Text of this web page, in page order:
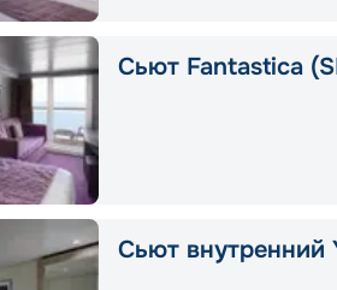
Сьют Fantastica
Сьют внутренний